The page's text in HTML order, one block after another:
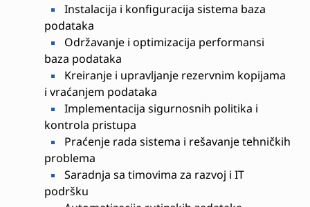
Instalacija i konfiguracija sistema baza
podataka
Održavanje i optimizacija performansi
baza podataka
Kreiranje i upravljanje rezervnim kopijama
i vraćanjem podataka
Implementacija sigurnosnih politika i
kontrola pristupa
Praćenje rada sistema i rešavanje tehničkih
problema
Saradnja sa timovima za razvoj i IT
podršku